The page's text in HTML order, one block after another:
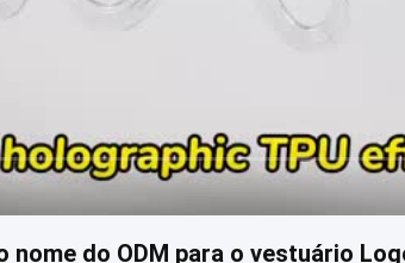
do ODM para o vestuário